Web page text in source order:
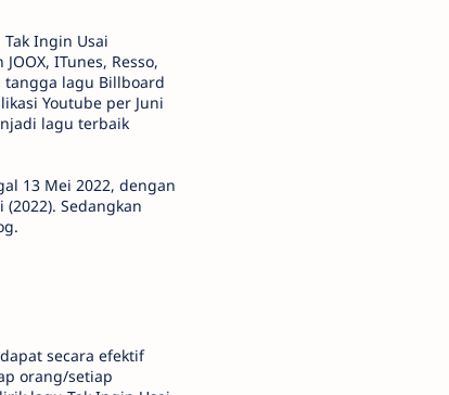
Ingin Usai
ITunes, Resso,
tangga lagu Billboard
Youtube per Juni
lagu terbaik
13 Mei 2022, dengan
Sedangkan
secara efektif
orang/setiap